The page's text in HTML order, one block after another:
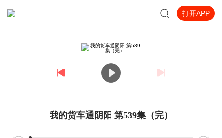
打开APP
我的货车通阴阳 第539集（完）